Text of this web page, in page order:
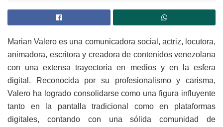
Marian Valero es una comunicadora social, actriz, locutora,
animadora, escritora y creadora de contenidos venezolana
con una extensa trayectoria en medios y en la esfera
digital. Reconocida por su profesionalismo y carisma,
Valero ha logrado consolidarse como una figura influyente
tanto en la pantalla tradicional como en plataformas
digitales, contando con una sólida comunidad de